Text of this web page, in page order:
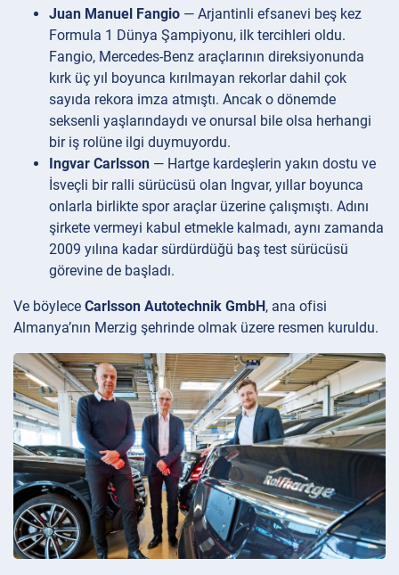
Juan Manuel Fangio — Arjantinli efsanevi beş kez
Formula 1 Dünya Şampiyonu, ilk tercihleri oldu.
Fangio, Mercedes-Benz araçlarının direksiyonunda
kırk üç yıl boyunca kırılmayan rekorlar dahil çok
sayıda rekora imza atmıştı. Ancak o dönemde
seksenli yaşlarındaydı ve onursal bile olsa herhangi
bir iş rolüne ilgi duymuyordu.
Ingvar Carlsson — Hartge kardeşlerin yakın dostu ve
İsveçli bir ralli sürücüsü olan Ingvar, yıllar boyunca
onlarla birlikte spor araçlar üzerine çalışmıştı. Adını
şirkete vermeyi kabul etmekle kalmadı, aynı zamanda
2009 yılına kadar sürdürdüğü baş test sürücüsü
görevine de başladı.
Ve böylece Carlsson Autotechnik GmbH, ana ofisi
Almanya’nın Merzig şehrinde olmak üzere resmen kuruldu.